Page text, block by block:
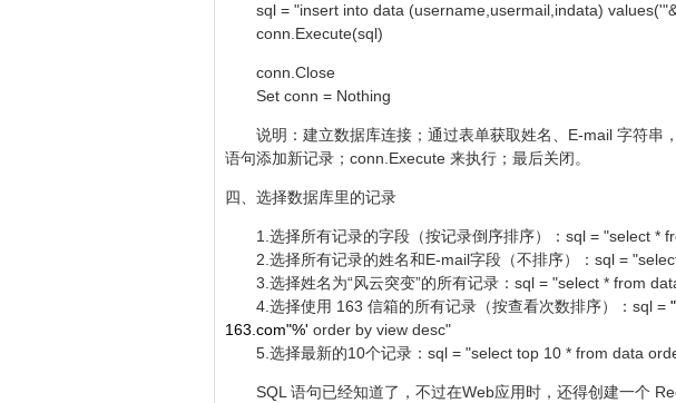
sql = "insert into data (username,usermail,indata)
conn.Execute(sql)
conn.Close
Set conn = Nothing
说明：建立数据库连接；通过表单获取姓名、E-mail 字符串
语句添加新记录；conn.Execute 来执行；最后关闭。
四、选择数据库里的记录
1.选择所有记录的字段（按记录倒序排序）：sql = "select *
2.选择所有记录的姓名和E-mail字段（不排序）：sql =
3.选择姓名为“风云突变”的所有记录：sql = "select * from
4.选择使用 163 信箱的所有记录（按查看次数排序）：sql =
163.com"%' order by view desc"
5.选择最新的10个记录：sql = "select top 10 * from data
SQL 语句已经知道了，不过在Web应用时，还得创建一个